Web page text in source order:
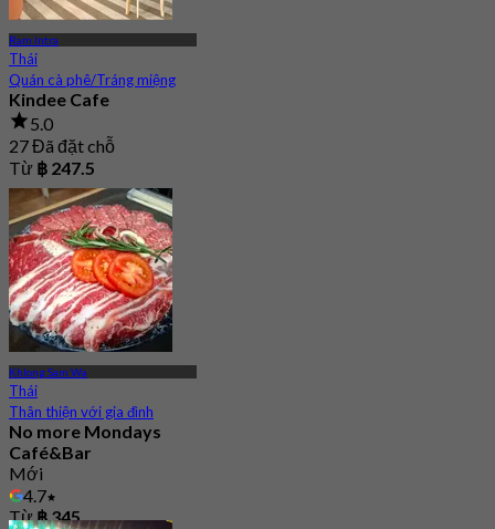
Ram Intra
Thái
Quán cà phê/Tráng miệng
Kindee Cafe
5.0
27 Đã đặt chỗ
Từ ฿ 247.5
Khlong Sam Wa
Thái
Thân thiện với gia đình
No more Mondays
Café&Bar
Mới
4.7
Từ ฿ 345